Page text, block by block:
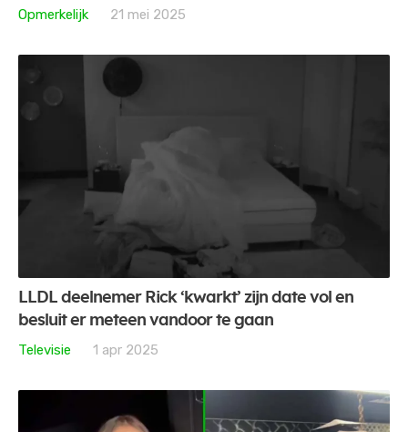
Opmerkelijk 21 mei 2025
LLDL deelnemer Rick ‘kwarkt’ zijn date vol en
besluit er meteen vandoor te gaan
Televisie
1 apr 2025